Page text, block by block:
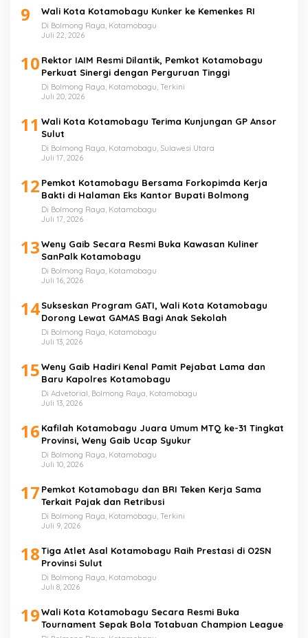
9 Wali Kota Kotamobagu Kunker ke Kemenkes RI
Di Bolmong Raya, Kotamobagu
Juli 22, 2026
10 Rektor IAIM Resmi Dilantik, Pemkot Kotamobagu
Perkuat Sinergi dengan Perguruan Tinggi
Di Bolmong Raya, Kotamobagu, Terkini
Juli 20, 2026
11 Wali Kota Kotamobagu Terima Kunjungan GP Ansor
Sulut
Di Bolmong Raya, Kotamobagu, Sulawesi Utara
Juli 17, 2026
12 Pemkot Kotamobagu Bersama Forkopimda Kerja
Bakti di Halaman Eks Kantor Bupati Bolmong
Di Bolmong Raya, Kotamobagu
Juli 17, 2026
13Weny Gaib Secara Resmi Buka Kawasan Kuliner
SanPalk Kotamobagu
Di Bolmong Raya, Kotamobagu
Juli 16, 2026
14Sukseskan Program GATI, Wali Kota Kotamobagu
Dorong Lewat GAMAS Bagi Anak Sekolah
Di Bolmong Raya, Kotamobagu
Juli 13, 2026
15Weny Gaib Hadiri Kenal Pamit Pejabat Lama dan
Baru Kapolres Kotamobagu
Di Advetorial, Bolmong Raya, Kotamobagu
Juli 13, 2026
16 Kafilah Kotamobagu Juara Umum MTQ ke-31 Tingkat
Provinsi, Weny Gaib Ucap Syukur
Di Bolmong Raya, Kotamobagu
Juli 10, 2026
17 Pemkot Kotamobagu dan BRI Teken Kerja Sama
Terkait Pajak dan Retribusi
Di Bolmong Raya, Kotamobagu, Terkini
Juli 9, 2026
18Tiga Atlet Asal Kotamobagu Raih Prestasi di O2SN
Provinsi Sulut
Di Bolmong Raya, Kotamobagu
Juli 8, 2026
19Wali Kota Kotamobagu Secara Resmi Buka
Tournament Sepak Bola Totabuan Champion League